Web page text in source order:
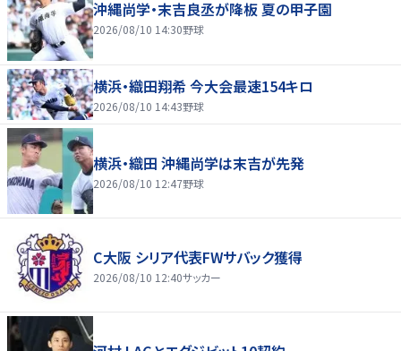
沖縄尚学・末吉良丞が降板 夏の甲子園
2026/08/10 14:30野球
横浜・織田翔希 今大会最速154キロ
2026/08/10 14:43野球
横浜・織田 沖縄尚学は末吉が先発
2026/08/10 12:47野球
C大阪 シリア代表FWサバック獲得
2026/08/10 12:40サッカー